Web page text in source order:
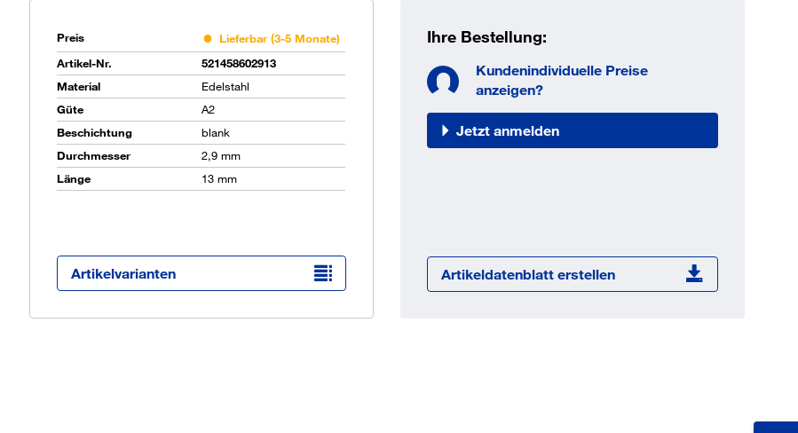
Sie sind noch kein Kunde
OCI Schnittstelle zu lhrer
Warenwirtschaft
Preis
Lieferbar (3-5 Monate)
Artikel-Nr.
521458602913
Material
Edelstahl
Güte
A2
Beschichtung
blank
Durchmesser
2,9 mm
Länge
13 mm
Artikelvarianten
Ihre Bestellung:
Kundenindividuelle Preise
anzeigen?
Jetzt anmelden
Artikeldatenblatt erstellen